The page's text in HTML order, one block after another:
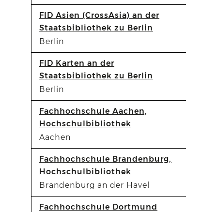
FID Asien (CrossAsia) an der
Staatsbibliothek zu Berlin
Berlin
FID Karten an der
Staatsbibliothek zu Berlin
Berlin
Fachhochschule Aachen,
Hochschulbibliothek
Aachen
Fachhochschule Brandenburg,
Hochschulbibliothek
Brandenburg an der Havel
Fachhochschule Dortmund